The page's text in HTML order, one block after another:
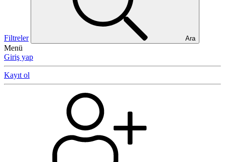
Filtreler Ara
Menü
Giriş yap
Kayıt ol